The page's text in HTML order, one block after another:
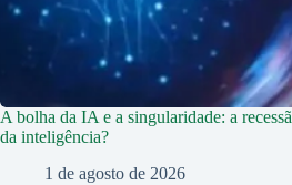
A bolha da IA e a singularidade: a
da inteligência?
1 de agosto de 2026